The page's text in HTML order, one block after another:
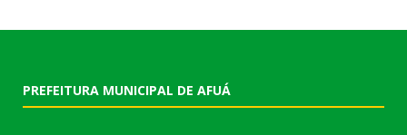
PREFEITURA MUNICIPAL DE AFUÁ